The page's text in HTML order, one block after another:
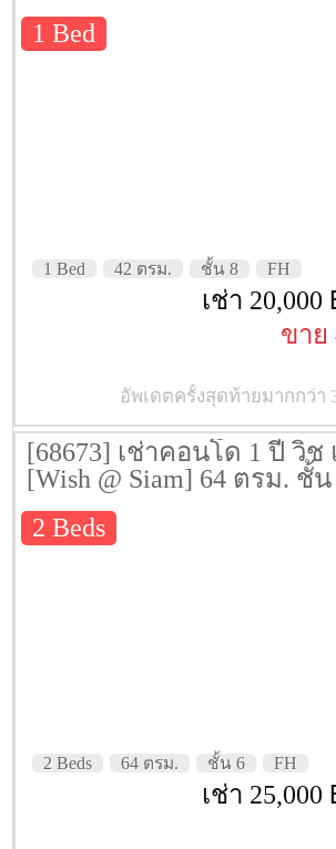
1 Bed
1 Bed 42 ตรม. ชั้น 8 FH
เช่า 20,000
ขาย
อัพเดตครั้งสุดท้ายมากกว่า
[68673] เช่าคอนโด 1 ปี วิ
[Wish @ Siam] 64 ตรม. ชั้น
2 Beds
2 Beds 64 ตรม. ชั้น 6 FH
เช่า 25,000